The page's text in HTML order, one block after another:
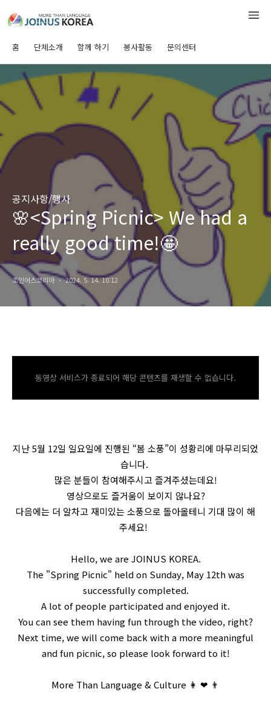
홈 단체소개 함께 하기 봉사활동 문의센터
공지사항/행사
🌸<Spring Picnic> We had a
really good time!🤩
조인어스코리아 2024. 5. 14. 10:12
동영상 서비스가 종료되어 해당 콘텐츠를 재생할 수 없습니다.
지난 5월 12일 일요일에 진행된 “봄 소풍”이 성황리에 마무리되었
습니다.
많은 분들이 참여해주시고 즐겨주셨는데요!
영상으로도 즐거움이 보이지 않나요?
다음에는 더 알차고 재미있는 소풍으로 돌아올테니 기대 많이 해
주세요!
Hello, we are JOINUS KOREA.
The "Spring Picnic" held on Sunday, May 12th was
successfully completed.
A lot of people participated and enjoyed it.
You can see them having fun through the video, right?
Next time, we will come back with a more meaningful
and fun picnic, so please look forward to it!
More Than Language & Culture 👩 ❤ 👨⁣